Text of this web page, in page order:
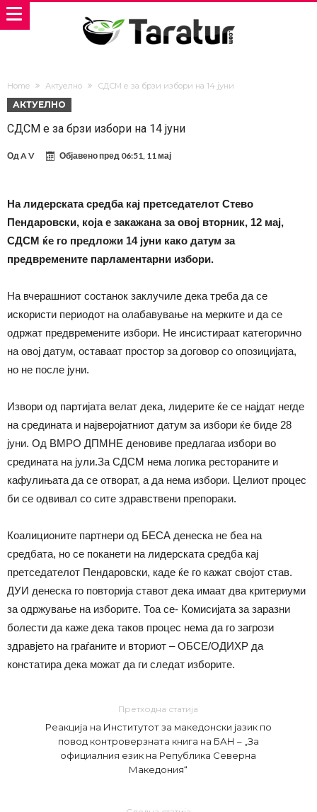
Home Актуелно СДСМ е за брзи избори на 14 јуни
АКТУЕЛНО
СДСМ е за брзи избори на 14 јуни
ОдA V Објавено пред 06:51, 11 мај
На лидерската средба кај претседателот Стево
Пендаровски, која е закажана за овој вторник, 12 мај,
СДСМ ќе го предложи 14 јуни како датум за
предвремените парламентарни избори.
На вчерашниот состанок заклучиле дека треба да се
искористи периодот на олабавување на мерките и да се
одржат предвремените избори. Не инсистираат категорично
на овој датум, оставаат простор за договор со опозицијата,
но не после јуни.
Извори од партијата велат дека, лидерите ќе се најдат негде
на средината и најверојатниот датум за избори ќе биде 28
јуни. Од ВМРО ДПМНЕ деновиве предлагаа избори во
средината на јули.За СДСМ нема логика рестораните и
кафулињата да се отворат, а да нема избори. Целиот процес
би се одвивал со сите здравствени препораки.
Коалиционите партнери од БЕСА денеска не беа на
средбата, но се поканети на лидерската средба кај
претседателот Пендаровски, каде ќе го кажат својот став.
ДУИ денеска го повторија ставот дека имаат два критериуми
за одржување на изборите. Тоа се- Комисијата за заразни
болести да каже дека таков процес нема да го загрози
здравјето на граѓаните и вториот – ОБСЕ/ОДИХР да
констатира дека можат да ги следат изборите.
Претходна статија
Реакција на Институтот за македонски јазик по
повод контроверзната книга на БАН – „За
официалния език на Република Северна
Македония“